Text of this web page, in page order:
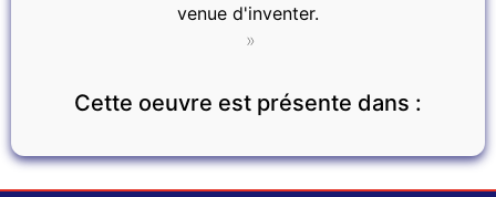
venue d'inventer.
»
Cette oeuvre est présente dans :